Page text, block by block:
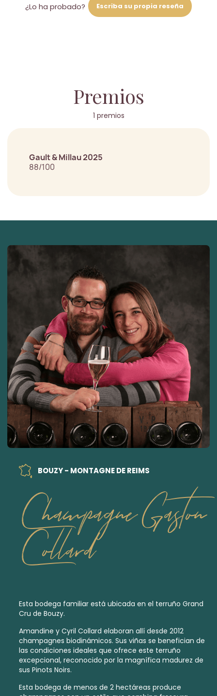
¿Lo ha probado? Escriba su propia reseña
Premios
1 premios
Gault & Millau 2025
88/100
BOUZY - MONTAGNE DE REIMS
Champagne Gaston
Collard
Esta bodega familiar está ubicada en el terruño Grand
Cru de Bouzy.
Amandine y Cyril Collard elaboran allí desde 2012
champagnes biodinámicos. Sus viñas se benefician de
las condiciones ideales que ofrece este terruño
excepcional, reconocido por la magnífica madurez de
sus Pinots Noirs.
Esta bodega de menos de 2 hectáreas produce